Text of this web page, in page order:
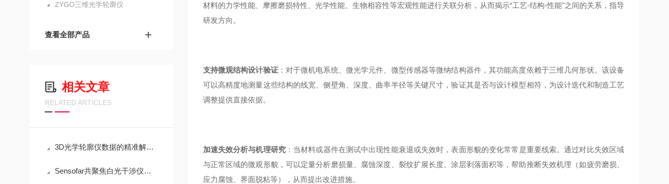
ZYGO三维光学轮廓仪
查看全部产品
相关文章
RELATED ARTICLES
3D光学轮廓仪数据的精准解码之道
Sensofar共聚焦白光干涉仪：高精度测量的行业先锋
材料的力学性能、摩擦磨损特性、光学性能、生物相容性等宏观性能进行关联分析，从而揭示“工艺-结构-性能"之间的关系，指导
研发方向。
支持微观结构设计验证：对于微机电系统、微光学元件、微型传感器等微纳结构器件，其功能高度依赖于三维几何形状。该设备
可以高精度地测量这些结构的线宽、侧壁角、深度、曲率半径等关键尺寸，验证其是否与设计模型相符，为设计迭代和制造工艺
调整提供直接依据。
加速失效分析与机理研究：当材料或器件在测试中出现性能衰退或失效时，表面形貌的变化常常是重要线索。通过对比失效区域
与正常区域的微观形貌，可以定量分析磨损量、腐蚀深度、裂纹扩展长度、涂层剥落面积等，帮助推断失效机理（如疲劳磨损、
应力腐蚀、界面脱粘等），从而提出改进措施。